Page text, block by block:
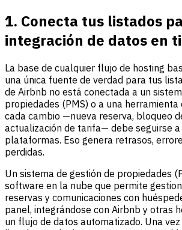
1. Conecta tus listados
integración de datos en
La base de cualquier flujo de hosting
una única fuente de verdad para tus
de Airbnb no está conectada a un
propiedades (PMS) o a una herramienta
cada cambio —nueva reserva, bloqueo
actualización de tarifa— debe seguirse a
plataformas. Eso genera retrasos,
perdidas.
Un sistema de gestión de propiedades
software en la nube que permite
reservas y comunicaciones con
panel, integrándose con Airbnb y otras
un flujo de datos automatizado. Una